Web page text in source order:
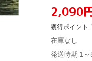
2,090
獲得ポイント
在庫なし
発送時期 1～